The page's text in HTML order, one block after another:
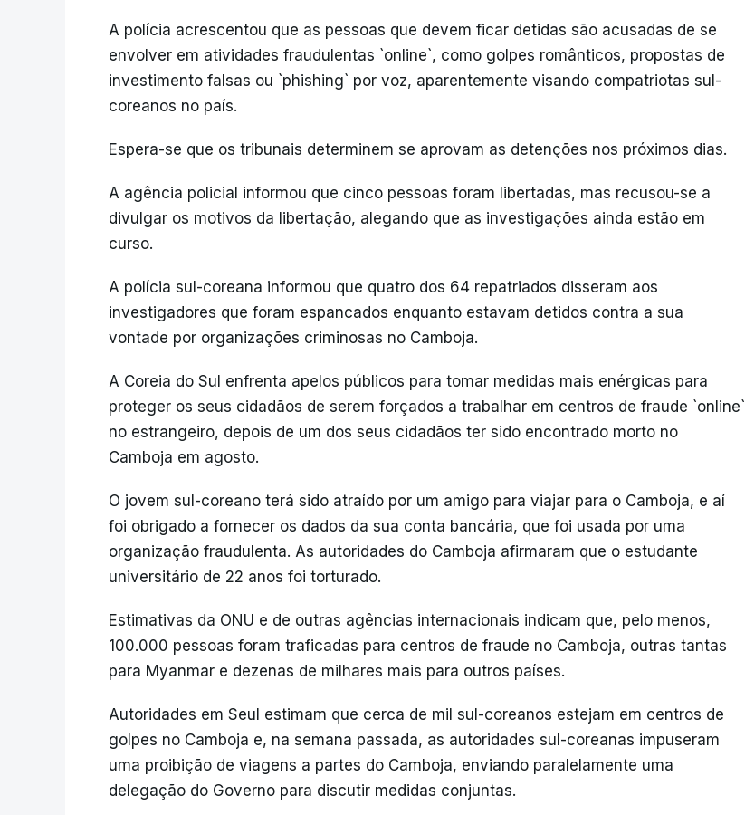
A polícia acrescentou que as pessoas que devem ficar detidas são acusadas de se
envolver em atividades fraudulentas `online`, como golpes românticos, propostas de
investimento falsas ou `phishing` por voz, aparentemente visando compatriotas sul-
coreanos no país.
Espera-se que os tribunais determinem se aprovam as detenções nos próximos dias.
A agência policial informou que cinco pessoas foram libertadas, mas recusou-se a
divulgar os motivos da libertação, alegando que as investigações ainda estão em
curso.
A polícia sul-coreana informou que quatro dos 64 repatriados disseram aos
investigadores que foram espancados enquanto estavam detidos contra a sua
vontade por organizações criminosas no Camboja.
A Coreia do Sul enfrenta apelos públicos para tomar medidas mais enérgicas para
proteger os seus cidadãos de serem forçados a trabalhar em centros de fraude `online`
no estrangeiro, depois de um dos seus cidadãos ter sido encontrado morto no
Camboja em agosto.
O jovem sul-coreano terá sido atraído por um amigo para viajar para o Camboja, e aí
foi obrigado a fornecer os dados da sua conta bancária, que foi usada por uma
organização fraudulenta. As autoridades do Camboja afirmaram que o estudante
universitário de 22 anos foi torturado.
Estimativas da ONU e de outras agências internacionais indicam que, pelo menos,
100.000 pessoas foram traficadas para centros de fraude no Camboja, outras tantas
para Myanmar e dezenas de milhares mais para outros países.
Autoridades em Seul estimam que cerca de mil sul-coreanos estejam em centros de
golpes no Camboja e, na semana passada, as autoridades sul-coreanas impuseram
uma proibição de viagens a partes do Camboja, enviando paralelamente uma
delegação do Governo para discutir medidas conjuntas.